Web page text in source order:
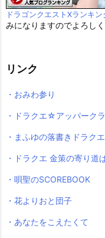
ドラゴンクエストXランキン
みになりますのでよろしく
リンク
・おみわ参り
・ドラクエ☆アッパーク
・まふゆの落書きドラク
・ドラクエ 金策の寄り道
・唄聖のSCOREBOOK
・花よりおと団子
・あなたをこえたくて